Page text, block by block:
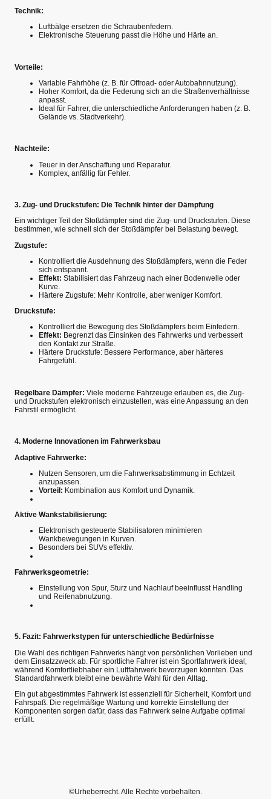
Technik:
Luftbälge ersetzen die Schraubenfedern.
Elektronische Steuerung passt die Höhe und Härte an.
Vorteile:
Variable Fahrhöhe (z. B. für Offroad- oder Autobahnnutzung).
Hoher Komfort, da die Federung sich an die Straßenverhältnisse
anpasst.
Ideal für Fahrer, die unterschiedliche Anforderungen haben (z. B.
Gelände vs. Stadtverkehr).
Nachteile:
Teuer in der Anschaffung und Reparatur.
Komplex, anfällig für Fehler.
3. Zug- und Druckstufen: Die Technik hinter der Dämpfung
Ein wichtiger Teil der Stoßdämpfer sind die Zug- und Druckstufen. Diese
bestimmen, wie schnell sich der Stoßdämpfer bei Belastung bewegt.
Zugstufe:
Kontrolliert die Ausdehnung des Stoßdämpfers, wenn die Feder
sich entspannt.
Effekt: Stabilisiert das Fahrzeug nach einer Bodenwelle oder
Kurve.
Härtere Zugstufe: Mehr Kontrolle, aber weniger Komfort.
Druckstufe:
Kontrolliert die Bewegung des Stoßdämpfers beim Einfedern.
Effekt: Begrenzt das Einsinken des Fahrwerks und verbessert
den Kontakt zur Straße.
Härtere Druckstufe: Bessere Performance, aber härteres
Fahrgefühl.
Regelbare Dämpfer: Viele moderne Fahrzeuge erlauben es, die Zug-
und Druckstufen elektronisch einzustellen, was eine Anpassung an den
Fahrstil ermöglicht.
4. Moderne Innovationen im Fahrwerksbau
Adaptive Fahrwerke:
Nutzen Sensoren, um die Fahrwerksabstimmung in Echtzeit
anzupassen.
Vorteil: Kombination aus Komfort und Dynamik.
Aktive Wankstabilisierung:
Elektronisch gesteuerte Stabilisatoren minimieren
Wankbewegungen in Kurven.
Besonders bei SUVs effektiv.
Fahrwerksgeometrie:
Einstellung von Spur, Sturz und Nachlauf beeinflusst Handling
und Reifenabnutzung.
5. Fazit: Fahrwerkstypen für unterschiedliche Bedürfnisse
Die Wahl des richtigen Fahrwerks hängt von persönlichen Vorlieben und
dem Einsatzzweck ab. Für sportliche Fahrer ist ein Sportfahrwerk ideal,
während Komfortliebhaber ein Luftfahrwerk bevorzugen könnten. Das
Standardfahrwerk bleibt eine bewährte Wahl für den Alltag.
Ein gut abgestimmtes Fahrwerk ist essenziell für Sicherheit, Komfort und
Fahrspaß. Die regelmäßige Wartung und korrekte Einstellung der
Komponenten sorgen dafür, dass das Fahrwerk seine Aufgabe optimal
erfüllt.
©Urheberrecht. Alle Rechte vorbehalten.